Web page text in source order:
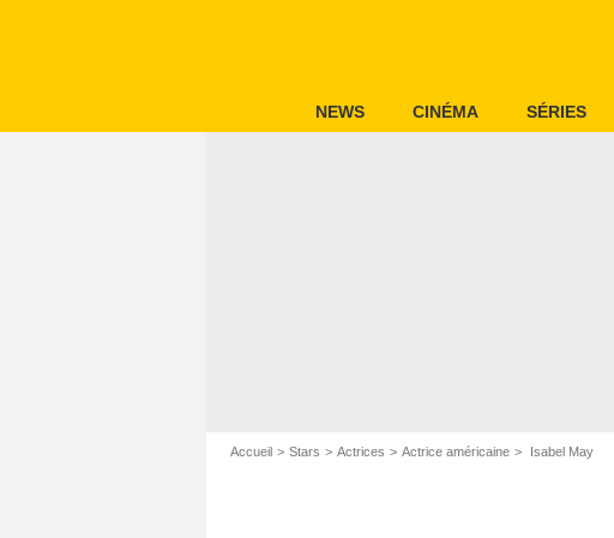
NEWS CINÉMA SÉRIES
Accueil Stars Actrices Actrice américaine Isabel May